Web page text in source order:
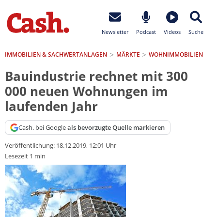
Newsletter Podcast Videos Suche
IMMOBILIEN & SACHWERTANLAGEN MÄRKTE WOHNIMMOBILIEN
Bauindustrie rechnet mit 300
000 neuen Wohnungen im
laufenden Jahr
Cash. bei Googleals bevorzugte Quelle markieren
Veröffentlichung: 18.12.2019, 12:01 Uhr
Lesezeit 1 min